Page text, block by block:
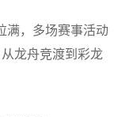
满，多场赛事活动
龙舟竞渡到彩龙